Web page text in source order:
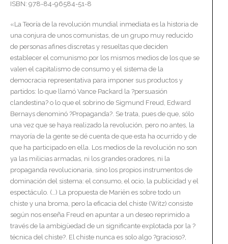
ISBN: 978-84-96584-51-8
«La Teoría de la revolución mundial inmediata es la historia de
una conjura de unos comunistas, de un grupo muy reducido
de personas afines discretas y resueltas que deciden
establecer el comunismo por los mismos medios de los que se
valen el capitalismo de consumo y el sistema de la
democracia representativa para imponer sus productos y
partidos: lo que llamó Vance Packard la ?persuasión
clandestina? o lo que el sobrino de Sigmund Freud, Edward
Bernays denominó ?Propaganda?. Se trata, pues de que, sólo
una vez que se haya realizado la revolución, pero no antes, la
mayoría de la gente se dé cuenta de que esta ha ocurrido y de
que ha participado en ella. Los medios de la revolución no son
ya las milicias armadas, ni los grandes oradores, ni la
propaganda revolucionaria, sino los propios instrumentos de
dominación del sistema: el consumo, el ocio, la publicidad y el
espectáculo. (…) La propuesta de Mariën es sobre todo un
chiste y una broma, pero la eficacia del chiste (Witz) consiste
según nos enseña Freud en apuntar a un deseo reprimido a
través de la ambigüedad de un significante explotada por la ?
técnica del chiste?. El chiste nunca es solo algo ?gracioso?,